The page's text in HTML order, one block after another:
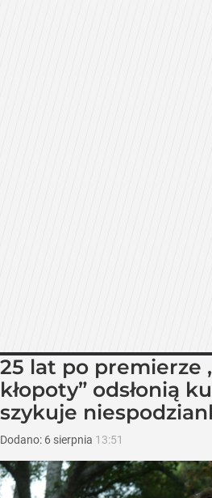
25 lat po premierze
kłopoty” odsłonią
szykuje
Dodano: 6 sierpnia 13:51